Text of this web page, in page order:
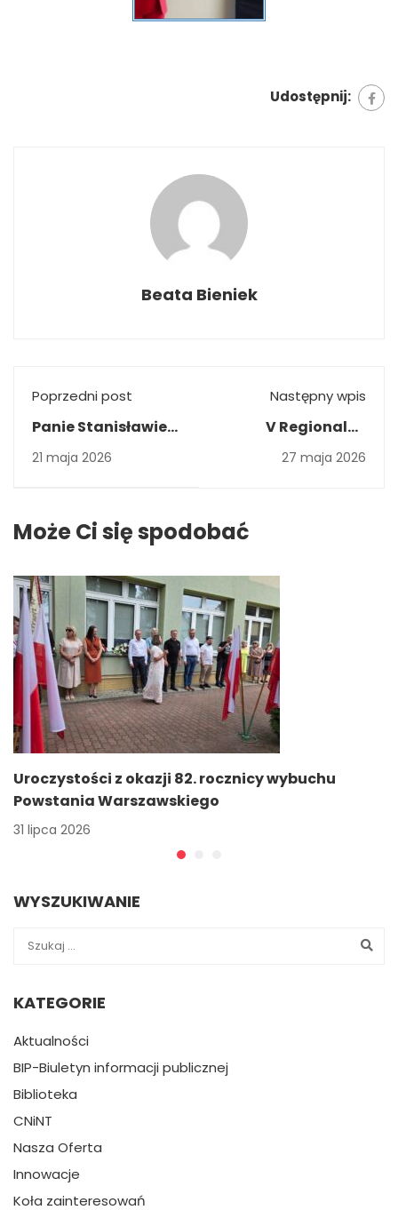
Udostępnij:
Beata Bieniek
Poprzedni post
Panie Stanisławie
ŻEGNAMY...
21 maja 2026
Następny wpis
V Regionalny
Konkurs Wiedzy
Normalizacyjnej
27 maja 2026
Może Ci się spodobać
Uroczystości z okazji 82. rocznicy wybuchu
Powstania Warszawskiego
31 lipca 2026
WYSZUKIWANIE
KATEGORIE
Aktualności
BIP-Biuletyn informacji publicznej
Biblioteka
CNiNT
Nasza Oferta
Innowacje
Koła zainteresowań